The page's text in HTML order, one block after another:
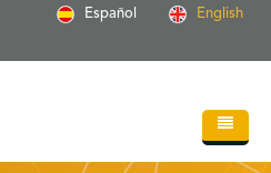
Español English